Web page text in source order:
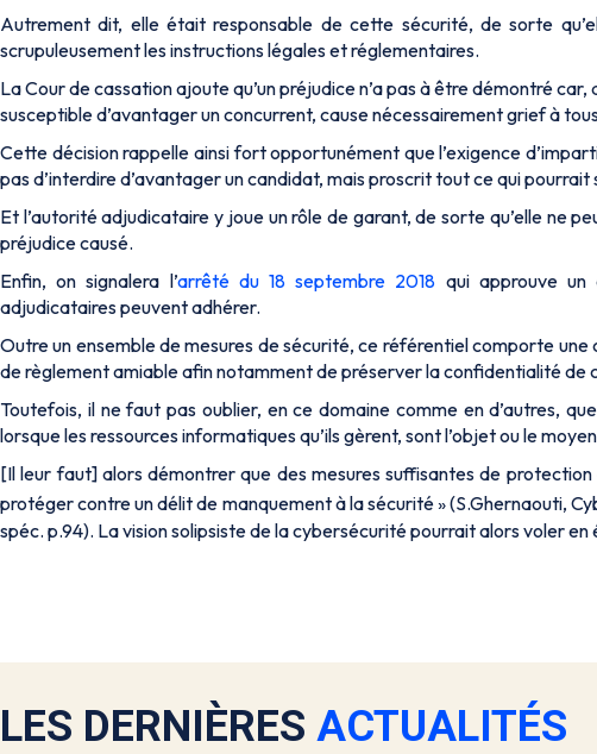
Autrement dit, elle était responsable de cette sécurité, de sorte
scrupuleusement les instructions légales et réglementaires.
La Cour de cassation ajoute qu’un préjudice n’a pas à être démontré
susceptible d’avantager un concurrent, cause nécessairement grief à
Cette décision rappelle ainsi fort opportunément que l’exigence
pas d’interdire d’avantager un candidat, mais proscrit tout ce qui pourrait
Et l’autorité adjudicataire y joue un rôle de garant, de sorte qu’elle ne
préjudice causé.
Enfin, on signalera l’arrêté du 18 septembre 2018 qui approuve un
adjudicataires peuvent adhérer.
Outre un ensemble de mesures de sécurité, ce référentiel comporte
de règlement amiable afin notamment de préserver la confidentialité de
Toutefois, il ne faut pas oublier, en ce domaine comme en d’autres,
lorsque les ressources informatiques qu’ils gèrent, sont l’objet ou le
[Il leur faut] alors démontrer que des mesures suffisantes de
protéger contre un délit de manquement à la sécurité » (S.Ghernaouti,
spéc. p.94). La vision solipsiste de la cybersécurité pourrait alors voler
LES DERNIÈRES ACTUALITÉS